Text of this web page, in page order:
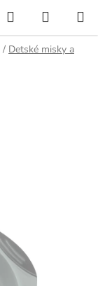
Hľadať
KOŠÍK
/ Detské misky a